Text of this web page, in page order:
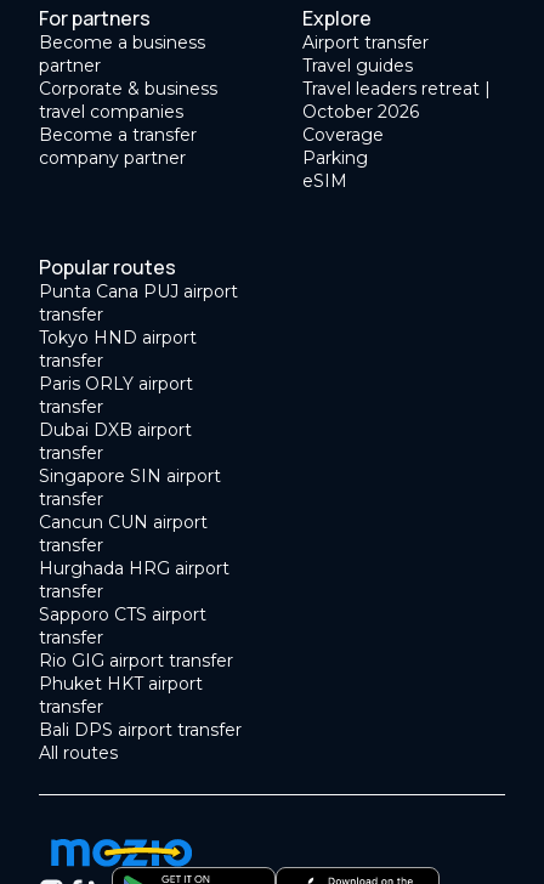
For partners
Become a business
partner
Corporate & business
travel companies
Become a transfer
company partner
Explore
Airport transfer
Travel guides
Travel leaders retreat |
October 2026
Coverage
Parking
eSIM
Popular routes
Punta Cana PUJ airport
transfer
Tokyo HND airport
transfer
Paris ORLY airport
transfer
Dubai DXB airport
transfer
Singapore SIN airport
transfer
Cancun CUN airport
transfer
Hurghada HRG airport
transfer
Sapporo CTS airport
transfer
Rio GIG airport transfer
Phuket HKT airport
transfer
Bali DPS airport transfer
All routes